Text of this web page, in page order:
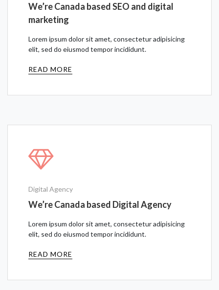
We’re Canada based SEO and digital
marketing
Lorem ipsum dolor sit amet, consectetur adipisicing
elit, sed do eiusmod tempor incididunt.
READ MORE
Digital Agency
We’re Canada based Digital Agency
Lorem ipsum dolor sit amet, consectetur adipisicing
elit, sed do eiusmod tempor incididunt.
READ MORE